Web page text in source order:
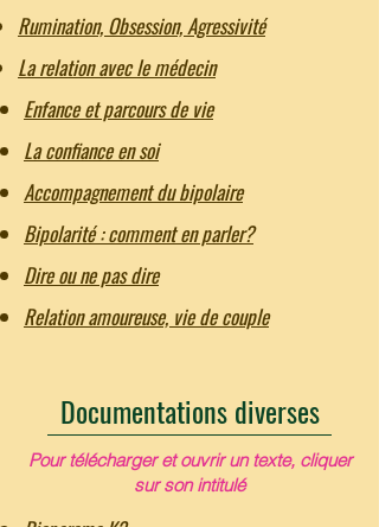
Rumination, Obsession, Agressivité
La relation avec le médecin
Enfance et parcours de vie
La confiance en soi
Accompagnement du bipolaire
Bipolarité : comment en parler?
Dire ou ne pas dire
Relation amoureuse, vie de couple
Documentations diverses
Pour télécharger et ouvrir un texte, cliquer
sur son intitulé